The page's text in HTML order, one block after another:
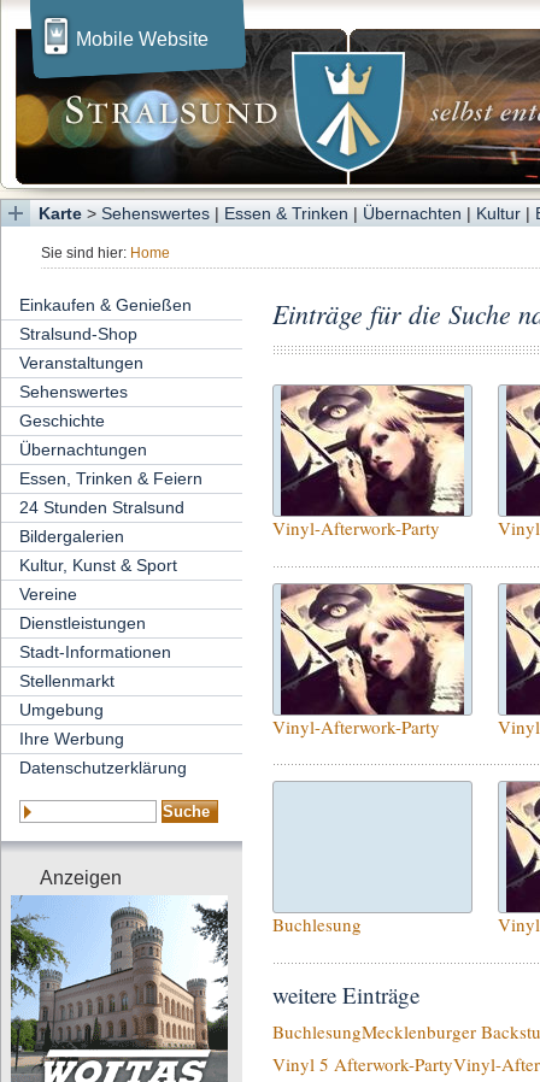
Mobile Website
Karte > Sehenswertes | Essen & Trinken | Übernachten | Kultur |
Sie sind hier: Home
Einkaufen & Genießen
Stralsund-Shop
Veranstaltungen
Sehenswertes
Geschichte
Übernachtungen
Essen, Trinken & Feiern
24 Stunden Stralsund
Bildergalerien
Kultur, Kunst & Sport
Vereine
Dienstleistungen
Stadt-Informationen
Stellenmarkt
Umgebung
Ihre Werbung
Datenschutzerklärung
Anzeigen
Einträge für die Suche
Vinyl-Afterwork-Party
Vinyl-Afterwork-Party
Buchlesung
weitere Einträge
BuchlesungMecklenburger
Vinyl 5 Afterwork-PartyVinyl-